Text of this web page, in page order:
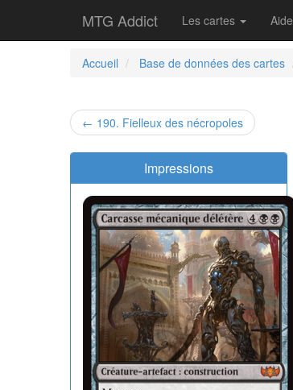
MTG Addict Les cartes Aide
Accueil
Base de données des cartes
← 190. Fielleux des nécropoles
Impressions